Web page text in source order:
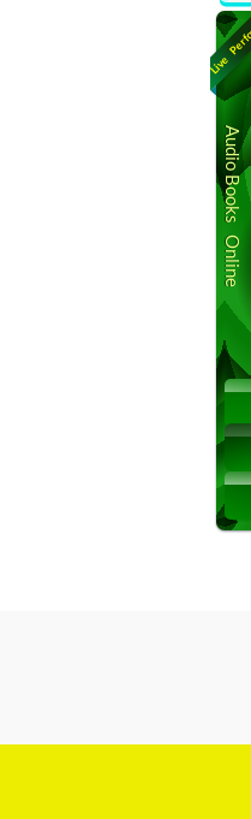
Live
Audio Books Online